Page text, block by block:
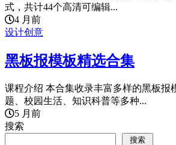
式，共计44个高清可编辑...
4 月前
设计创意
黑板报模板精选合集
课程介绍 本合集收录丰富多样的黑板报
题、校园生活、知识科普等多种...
5 月前
搜索
搜索